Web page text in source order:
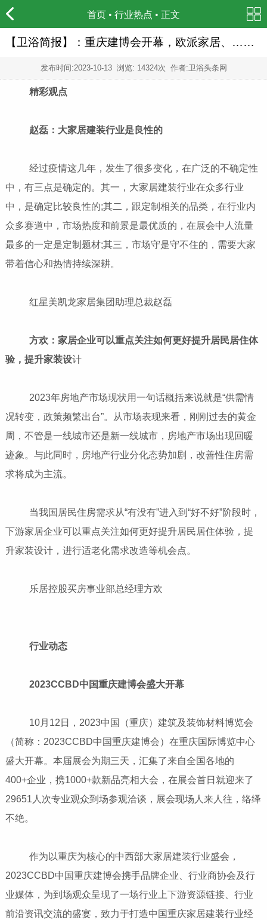
首页 • 行业热点 • 正文
【卫浴简报】：重庆建博会开幕，欧派家居、……
发布时间:2023-10-13浏览: 14324次 作者:卫浴头条网
精彩观点
赵磊：大家居建装行业是良性的
经过疫情这几年，发生了很多变化，在广泛的不确定性
中，有三点是确定的。其一，大家居建装行业在众多行业
中，是确定比较良性的;其二，跟定制相关的品类，在行业内
众多赛道中，市场热度和前景是最优质的，在展会中人流量
最多的一定是定制题材;其三，市场守是守不住的，需要大家
带着信心和热情持续深耕。
红星美凯龙家居集团助理总裁赵磊
方欢：家居企业可以重点关注如何更好提升居民居住体
验，提升家装设计
2023年房地产市场现状用一句话概括来说就是“供需情
况转变，政策频繁出台”。从市场表现来看，刚刚过去的黄金
周，不管是一线城市还是新一线城市，房地产市场出现回暖
迹象。与此同时，房地产行业分化态势加剧，改善性住房需
求将成为主流。
当我国居民住房需求从“有没有”进入到“好不好”阶段时，
下游家居企业可以重点关注如何更好提升居民居住体验，提
升家装设计，进行适老化需求改造等机会点。
乐居控股买房事业部总经理方欢
行业动态
2023CCBD中国重庆建博会盛大开幕
10月12日，2023中国（重庆）建筑及装饰材料博览会
（简称：2023CCBD中国重庆建博会）在重庆国际博览中心
盛大开幕。本届展会为期三天，汇集了来自全国各地的
400+企业，携1000+款新品亮相大会，在展会首日就迎来了
29651人次专业观众到场参观洽谈，展会现场人来人往，络绎
不绝。
作为以重庆为核心的中西部大家居建装行业盛会，
2023CCBD中国重庆建博会携手品牌企业、行业商协会及行
业媒体，为到场观众呈现了一场行业上下游资源链接、行业
前沿资讯交流的盛宴，致力于打造中国重庆家居建装行业经